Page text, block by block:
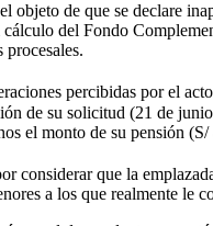
objeto de que se declare
del Fondo
percibidas por el
de su solicitud (21 de
el monto de su pensión
considerar que la
a los que realmente le